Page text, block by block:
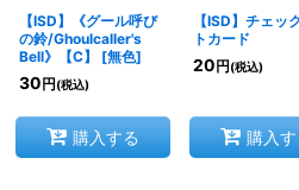
【ISD】《グール呼び
の鈴/Ghoulcaller's
Bell》【C】
[無色]
30 円 (税込)
購入する
【ISD】チェッ
トカード
20 円 (税込)
購入す